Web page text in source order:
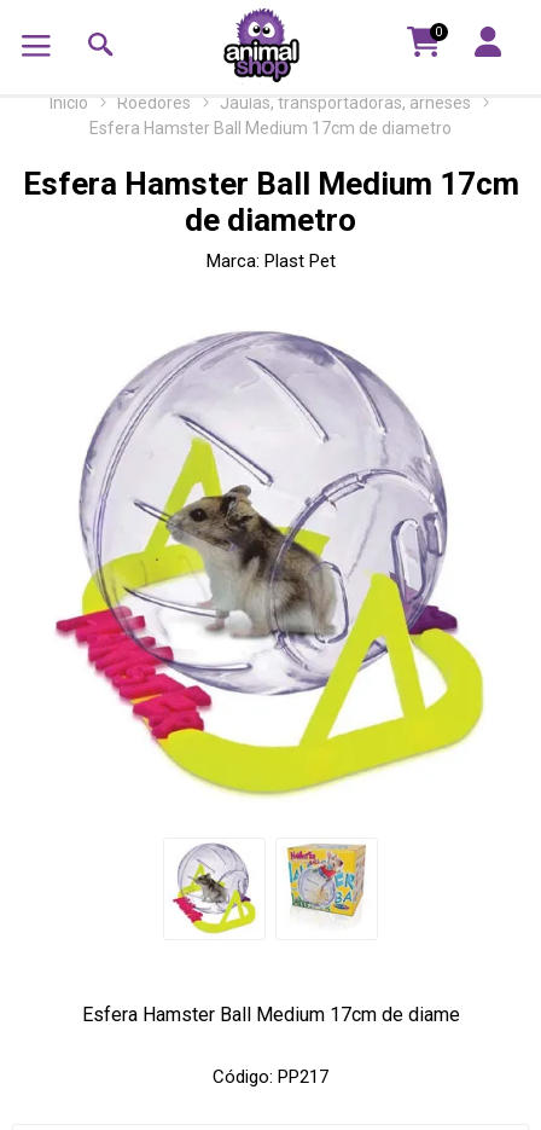
0
Inicio Roedores
Jaulas, transportadoras, arneses
Esfera Hamster Ball Medium 17cm de diametro
Esfera Hamster Ball Medium 17cm
de diametro
Marca: Plast Pet
Esfera Hamster Ball Medium 17cm de diame
Código: PP217